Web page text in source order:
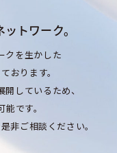
トワーク。
クを生かした
おります。
しているため、
です。
非ご相談ください。